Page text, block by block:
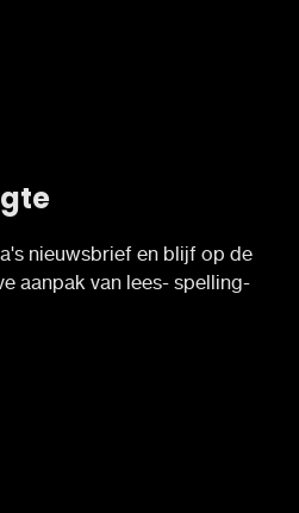
nieuwsbrief en blijf op de
aanpak van lees- spelling-